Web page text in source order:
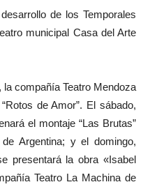
de los Temporales
municipal Casa del Arte
compañía Teatro Mendoza
de Amor”. El sábado,
el montaje “Las Brutas”
Argentina; y el domingo,
presentará la obra «Isabel
Teatro La Machinade